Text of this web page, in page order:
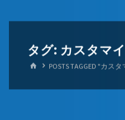
タグ: カスタマ
HOMEPOSTS TAGGED "カス